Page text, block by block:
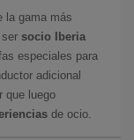
la gama más
socio Iberia
especiales para
adicional
que luego
de ocio.